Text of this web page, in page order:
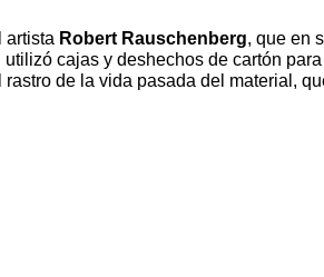
artista Robert Rauschenberg, que en
utilizó cajas y deshechos de cartón
rastro de la vida pasada del material,